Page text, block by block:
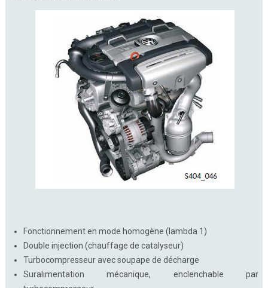
Fonctionnement en mode homogène (lambda 1)
Double injection (chauffage de catalyseur)
Turbocompresseur avec soupape de décharge
Suralimentation mécanique, enclenchable par